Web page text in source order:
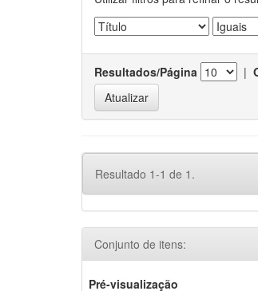
Resultados/Página |
Resultado 1-1 de 1.
Conjunto de itens:
Pré-visualização